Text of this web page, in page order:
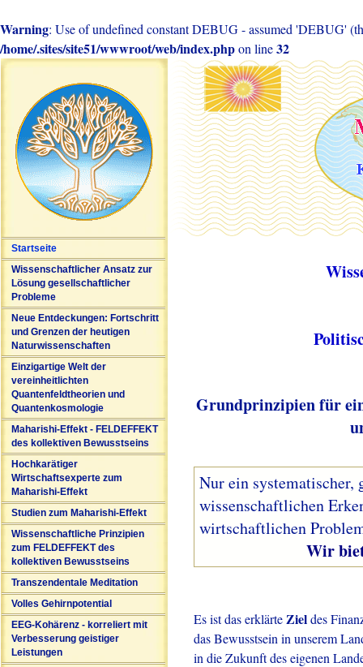
Warning: Use of undefined constant DEBUG - assumed 'DEBUG'
/home/.sites/site51/wwwroot/web/index.phpon line32
Startseite
Wissenschaftlicher Ansatz zur
Lösung gesellschaftlicher
Probleme
Neue Entdeckungen: Fortschritt
und Grenzen der heutigen
Naturwissenschaften
Einzigartige Welt der
vereinheitlichten
Quantenfeldtheorien und
Quantenkosmologie
Maharishi-Effekt - FELDEFFEKT
des kollektiven Bewusstseins
Hochkarätiger
Wirtschaftsexperte zum
Maharishi-Effekt
Studien zum Maharishi-Effekt
Wissenschaftliche Prinzipien
zum FELDEFFEKT des
kollektiven Bewusstseins
Transzendentale Meditation
Volles Gehirnpotential
EEG-Kohärenz - korreliert mit
Verbesserung geistiger
Leistungen
Grundprinzipien für
Nur ein systematischer,
wissenschaftlichen
wirtschaftlichen
Wir bieten
Es ist das erklärteZieldes
das Bewusstsein in unserem
in die Zukunft des eigenen